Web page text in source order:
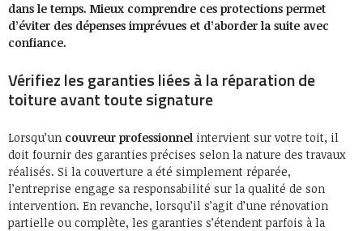
dans le temps. Mieux comprendre ces protections permet
d’éviter des dépenses imprévues et d’aborder la suite avec
confiance.
Vérifiez les garanties liées à la réparation de
toiture avant toute signature
Lorsqu’un couvreur professionnel intervient sur votre toit, il
doit fournir des garanties précises selon la nature des travaux
réalisés. Si la couverture a été simplement réparée,
l’entreprise engage sa responsabilité sur la qualité de son
intervention. En revanche, lorsqu’il s’agit d’une rénovation
partielle ou complète, les garanties s’étendent parfois à la